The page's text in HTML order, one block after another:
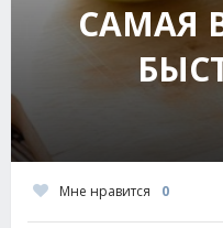
САМАЯ
Мне нравится 0